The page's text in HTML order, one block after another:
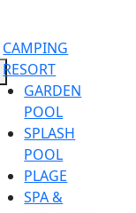
CAMPING
RESORT
GARDEN
POOL
SPLASH
POOL
PLAGE
SPA &